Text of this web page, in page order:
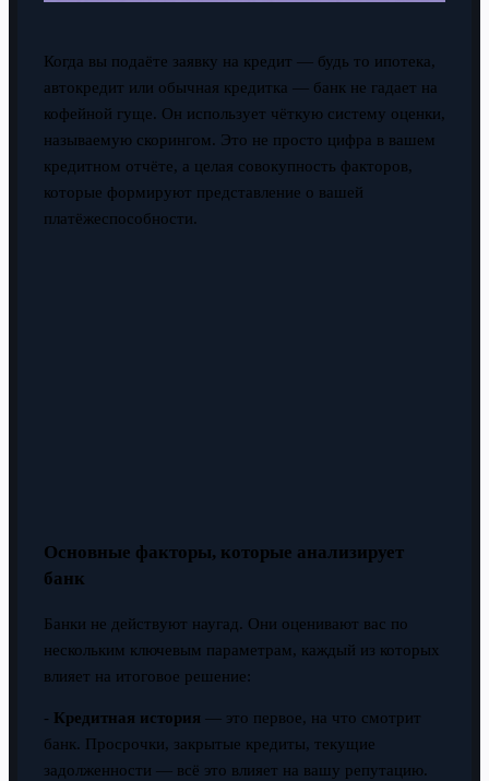
Когда вы подаёте заявку на кредит — будь то ипотека,
автокредит или обычная кредитка — банк не гадает на
кофейной гуще. Он использует чёткую систему оценки,
называемую скорингом. Это не просто цифра в вашем
кредитном отчёте, а целая совокупность факторов,
которые формируют представление о вашей
платёжеспособности.
Основные факторы, которые анализирует
банк
Банки не действуют наугад. Они оценивают вас по
нескольким ключевым параметрам, каждый из которых
влияет на итоговое решение:
- Кредитная история — это первое, на что смотрит
банк. Просрочки, закрытые кредиты, текущие
задолженности — всё это влияет на вашу репутацию.